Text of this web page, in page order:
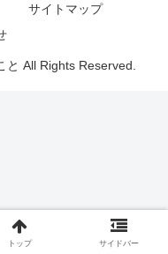
サイトマップ
All Rights Reserved.
トップ サイドバー